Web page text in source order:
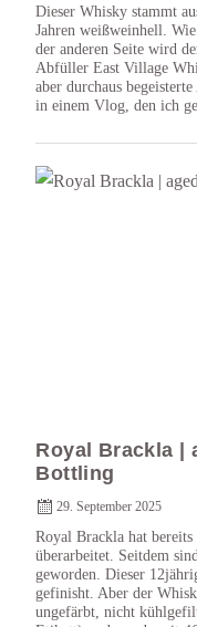
Dieser Whisky stammt
Jahren weißweinhell.
der anderen Seite wird
Abfüller East Village
aber durchaus
in einem Vlog, den ich
Royal Brackla |
Bottling
29. September 2025
Royal Brackla hat
überarbeitet. Seitdem
geworden. Dieser
gefinisht. Aber der
ungefärbt, nicht